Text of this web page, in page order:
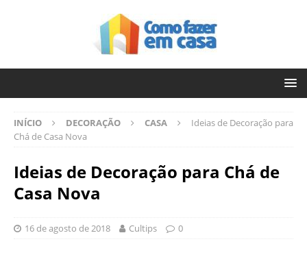
INÍCIO DECORAÇÃO CASA
Ideias de Decoração para
Chá de Casa Nova
Ideias de Decoração para Chá de
Casa Nova
16 de agosto de 2018 Cultips 0